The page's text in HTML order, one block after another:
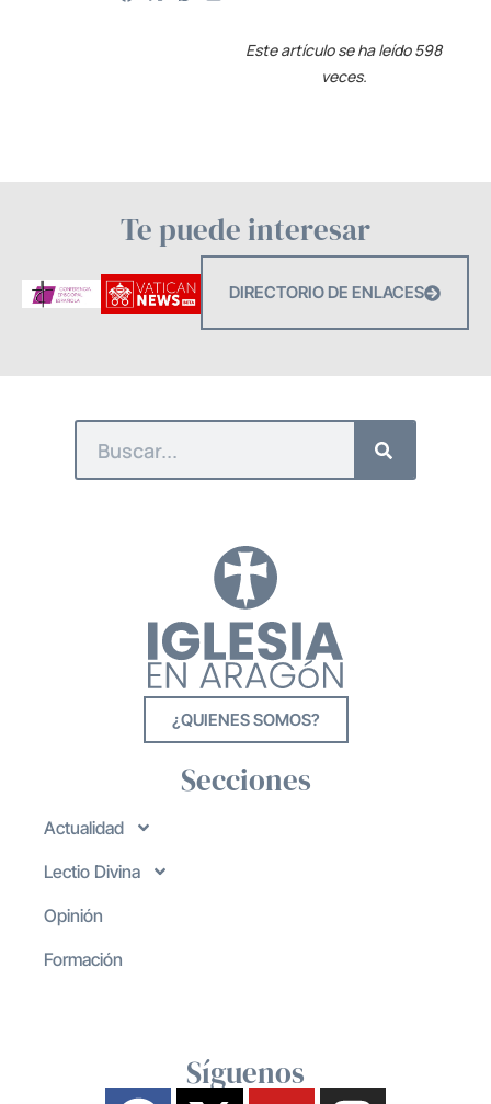
Este artículo se ha leído 598
veces.
Te puede interesar
DIRECTORIO DE ENLACES
¿QUIENES SOMOS?
Secciones
Actualidad
Lectio Divina
Opinión
Formación
Síguenos